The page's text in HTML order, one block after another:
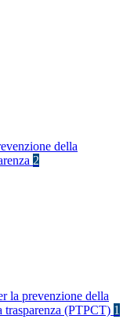
della
2
la prevenzione della
trasparenza (PTPCT) 1